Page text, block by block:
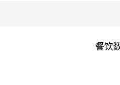
餐饮